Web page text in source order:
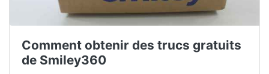
Comment obtenir des trucs gratuits
de Smiley360